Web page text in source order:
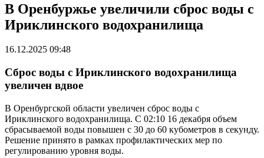
В Оренбуржье увеличили сброс воды с
Ириклинского водохранилища
16.12.2025 09:48
Сброс воды с Ириклинского водохранилища
увеличен вдвое
В Оренбургской области увеличен сброс воды с
Ириклинского водохранилища. С 02:10 16 декабря объем
сбрасываемой воды повышен с 30 до 60 кубометров в секунду.
Решение принято в рамках профилактических мер по
регулированию уровня воды.